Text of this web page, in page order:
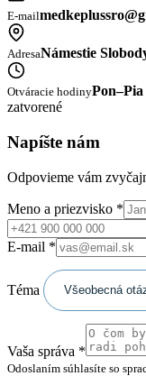
E-mail
AdresaNámestie
Otváracie hodiny
zatvorené
Napíšte nám
Odpovieme vám
Meno a priezvisko *
E-mail *
Téma
Vaša správa *
Odoslaním súhlasíte so